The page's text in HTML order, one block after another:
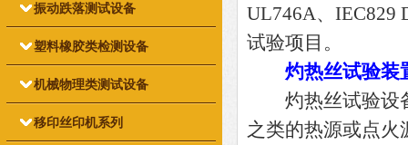
振动跌落测试设备
塑料橡胶类检测设备
机械物理类测试设备
移印丝印机系列
UL746A、IEC829
试验项目。
灼热丝试验装
灼热丝试验设备
之类的热源或点